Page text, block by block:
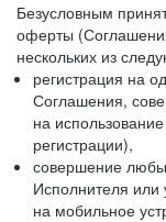
Безусловным
оферты
нескольких из
регистрация на
Соглашения,
на
регистрации),
совершение
Исполнителя или
на мобильное